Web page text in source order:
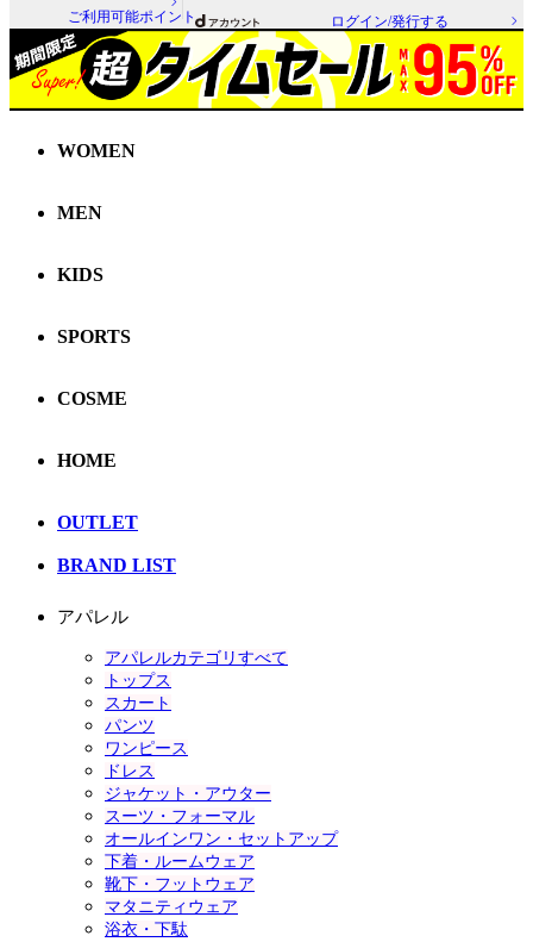
ご利用可能ポイント ログイン/発行する
WOMEN
MEN
KIDS
SPORTS
COSME
HOME
OUTLET
BRAND LIST
アパレル
アパレルカテゴリすべて
トップス
スカート
パンツ
ワンピース
ドレス
ジャケット・アウター
スーツ・フォーマル
オールインワン・セットアップ
下着・ルームウェア
靴下・フットウェア
マタニティウェア
浴衣・下駄